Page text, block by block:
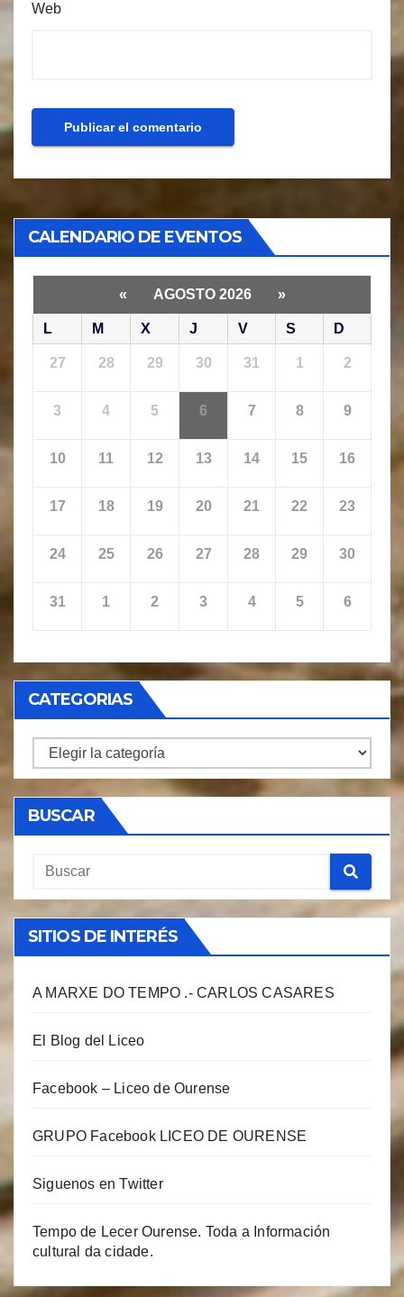
Web
CALENDARIO DE EVENTOS
« AGOSTO 2026 »
L M X J V S D
27 28 29 30 31 1 2
3 4 5 6 7 8 9
10 11 12 13 14 15 16
17 18 19 20 21 22 23
24 25 26 27 28 29 30
31 1 2 3 4 5 6
CATEGORIAS
CATEGORIAS
BUSCAR
SITIOS DE INTERÉS
A MARXE DO TEMPO .- CARLOS CASARES
El Blog del Liceo
Facebook – Liceo de Ourense
GRUPO Facebook LICEO DE OURENSE
Siguenos en Twitter
Tempo de Lecer Ourense. Toda a Información
cultural da cidade.